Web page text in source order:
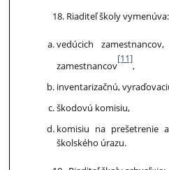
Riaditeľ školy vymenúva:
vedúcich
zamestnancov
[11]
,
inventarizačnú,
škodovú komisiu,
komisiu na prešetrenie
školského úrazu.